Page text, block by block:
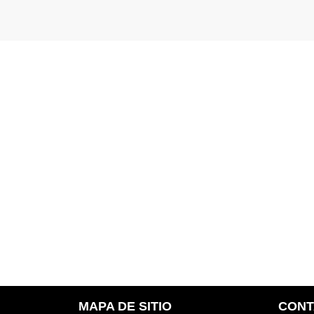
MAPA DE SITIO